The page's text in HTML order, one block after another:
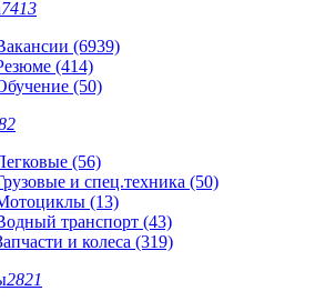
7413
(6939)
(414)
(50)
(56)
и спец.техника (50)
(13)
транспорт (43)
и колеса (319)
2821